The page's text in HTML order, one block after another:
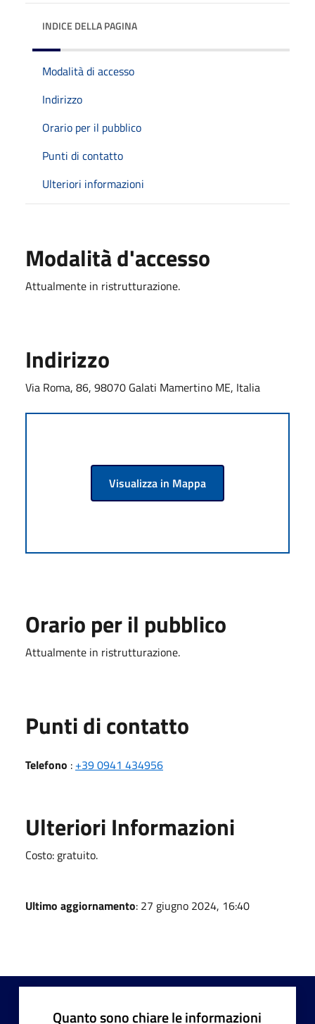
INDICE DELLA PAGINA
Modalità di accesso
Indirizzo
Orario per il pubblico
Punti di contatto
Ulteriori informazioni
Modalità d'accesso
Attualmente in ristrutturazione.
Indirizzo
Via Roma, 86, 98070 Galati Mamertino ME, Italia
Visualizza in Mappa
Orario per il pubblico
Attualmente in ristrutturazione.
Punti di contatto
Telefono : +39 0941 434956
Ulteriori Informazioni
Costo: gratuito.
Ultimo aggiornamento: 27 giugno 2024, 16:40
Quanto sono chiare le informazioni